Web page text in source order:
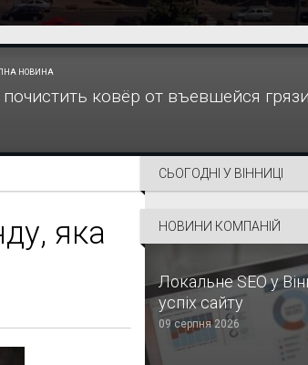
НОВИНА
почистить ковёр от въевшейся грязи
яка
СЬОГОДНІ У ВІННИЦІ
НОВИНИ КОМПАНІЙ
Локальне SEO у
успіх сайту
09 серпня 2026